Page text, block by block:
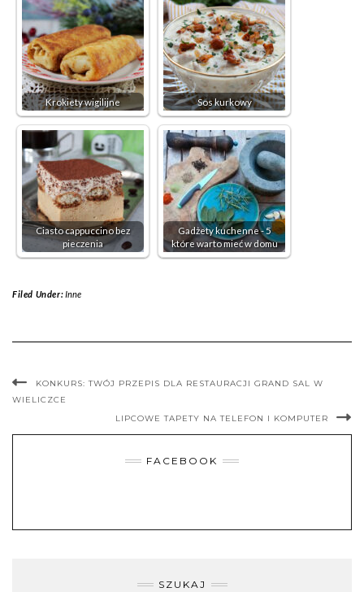
Krokiety wigilijne Sos kurkowy
Ciasto cappuccino bez
pieczenia
Gadżety kuchenne - 5
które warto mieć w domu
Filed Under:Inne
KONKURS: TWÓJ PRZEPIS DLA RESTAURACJI GRAND SAL W
WIELICZCE
LIPCOWE TAPETY NA TELEFON I KOMPUTER
FACEBOOK
SZUKAJ